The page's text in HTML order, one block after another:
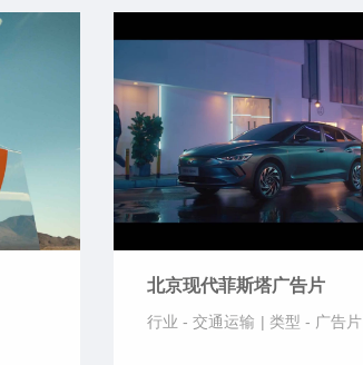
北京现代菲斯塔广告片
行业 - 交通运输 | 类型 - 广告片